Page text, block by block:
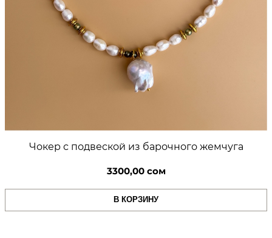
Чокер с подвеской из барочного жемчуга
3300,00 сом
В КОРЗИНУ